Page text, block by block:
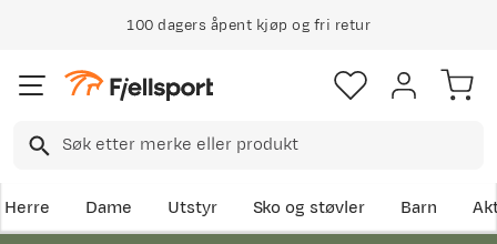
100 dagers åpent kjøp og fri retur
Herre Dame Utstyr Sko og støvler Barn